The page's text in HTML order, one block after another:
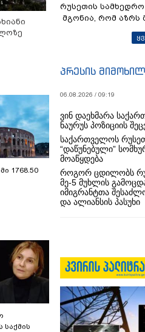
1768.50
საქმის
რუსეთის სამხედრო
მგონია, რომ აზრს
პრესის
06.08.2026 / 09:19
ვინ დაეხმარა
ნაურუს პოზიციის
საქართველოს
“დაწუნებული”
მოაწყდება
როგორ ცდილობს
მე-5 მუხლის
იმიგრანტთა
და ალიანსის პასუხი